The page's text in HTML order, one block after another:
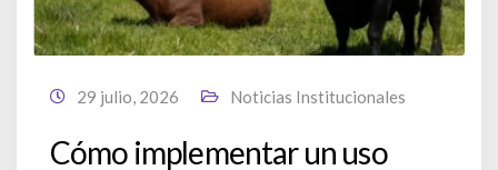
29 julio, 2026 Noticias Institucionales
Cómo implementar un uso